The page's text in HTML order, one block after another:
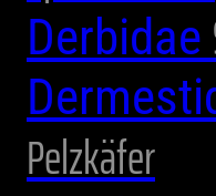
Derbidae
Pelzkäfer